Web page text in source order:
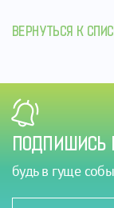
ВЕРНУТЬСЯ К
ПОДПИШИСЬ
будь в гуще